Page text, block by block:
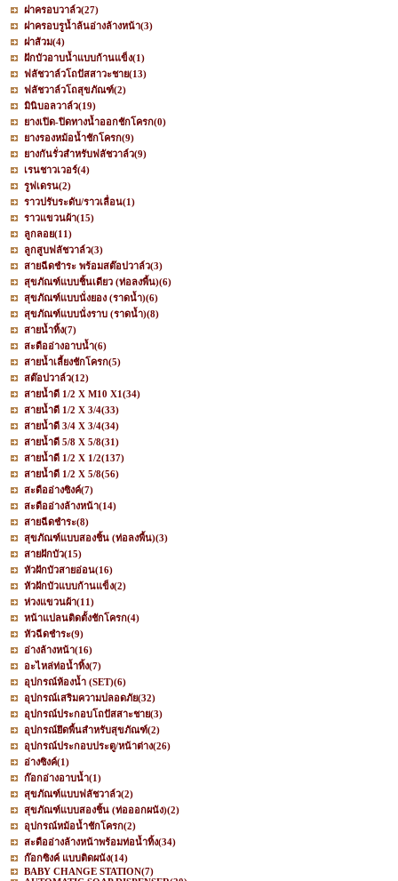
ฝาครอบวาล์ว(27)
ฝาครอบรูน้ำล้นอ่างล้างหน้า(3)
ฝาส้วม(4)
ฝักบัวอาบน้ำแบบก้านแข็ง(1)
ฟลัชวาล์วโถปัสสาวะชาย(13)
ฟลัชวาล์วโถสุขภัณฑ์(2)
มินิบอลวาล์ว(19)
ยางเปิด-ปิดทางน้ำออกชักโครก(0)
ยางรองหม้อน้ำชักโครก(9)
ยางกันรั่วสำหรับฟลัชวาล์ว(9)
เรนชาวเวอร์(4)
รูฟเดรน(2)
ราวปรับระดับ/ราวเลื่อน(1)
ราวแขวนผ้า(15)
ลูกลอย(11)
ลูกสูบฟลัชวาล์ว(3)
สายฉีดชำระ พร้อมสต๊อปวาล์ว(3)
สุขภัณฑ์แบบชิ้นเดียว (ท่อลงพื้น)(6)
สุขภัณฑ์แบบนั่งยอง (ราดน้ำ)(6)
สุขภัณฑ์แบบนั่งราบ (ราดน้ำ)(8)
สายน้ำทิ้ง(7)
สะดืออ่างอาบน้ำ(6)
สายน้ำเลี้ยงชักโครก(5)
สต๊อปวาล์ว(12)
สายน้ำดี 1/2 X M10 X1(34)
สายน้ำดี 1/2 X 3/4(33)
สายน้ำดี 3/4 X 3/4(34)
สายน้ำดี 5/8 X 5/8(31)
สายน้ำดี 1/2 X 1/2(137)
สายน้ำดี 1/2 X 5/8(56)
สะดืออ่างซิงค์(7)
สะดืออ่างล้างหน้า(14)
สายฉีดชำระ(8)
สุขภัณฑ์แบบสองชิ้น (ท่อลงพื้น)(3)
สายฝักบัว(15)
หัวฝักบัวสายอ่อน(16)
หัวฝักบัวแบบก้านแข็ง(2)
ห่วงแขวนผ้า(11)
หน้าแปลนติดตั้งชักโครก(4)
หัวฉีดชำระ(9)
อ่างล้างหน้า(16)
อะไหล่ท่อน้ำทิ้ง(7)
อุปกรณ์ห้องน้ำ (SET)(6)
อุปกรณ์เสริมความปลอดภัย(32)
อุปกรณ์ประกอบโถปัสสาะชาย(3)
อุปกรณ์ยึดพื้นสำหรับสุขภัณฑ์(2)
อุปกรณ์ประกอบประตู/หน้าต่าง(26)
อ่างซิงค์(1)
ก๊อกอ่างอาบน้ำ(1)
สุขภัณฑ์แบบฟลัชวาล์ว(2)
สุขภัณฑ์แบบสองชิ้น (ท่อออกผนัง)(2)
อุปกรณ์หม้อน้ำชักโครก(2)
สะดืออ่างล้างหน้าพร้อมท่อน้ำทิ้ง(34)
ก๊อกซิงค์ แบบติดผนัง(14)
BABY CHANGE STATION(7)